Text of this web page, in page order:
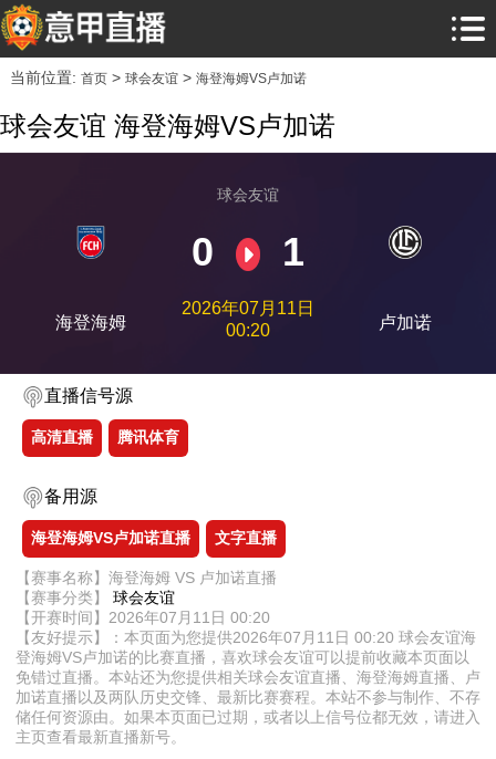
当前位置: 首页> 球会友谊> 海登海姆VS卢加诺
球会友谊 海登海姆VS卢加诺
海登海姆
球会友谊
0 1
2026年07月11日
00:20
卢加诺
直播信号源
高清直播 腾讯体育
备用源
海登海姆VS卢加诺直播 文字直播
【赛事名称】海登海姆 VS 卢加诺直播
【赛事分类】 球会友谊
【开赛时间】2026年07月11日 00:20
【友好提示】：本页面为您提供2026年07月11日 00:20 球会友谊海
登海姆VS卢加诺的比赛直播，喜欢球会友谊可以提前收藏本页面以
免错过直播。本站还为您提供相关球会友谊直播、海登海姆直播、卢
加诺直播以及两队历史交锋、最新比赛赛程。本站不参与制作、不存
储任何资源由。如果本页面已过期，或者以上信号位都无效，请进入
主页查看最新直播新号。